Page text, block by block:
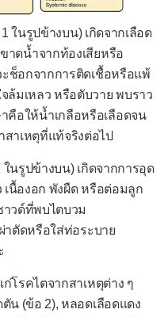
ในรูปข้างบน) เกิดจากเลือด
าดน้ำจากท้องเสียหรือ
ะช็อกจากการติดเชื้อหรือแพ้
ล้มเหลว หรือตับวาย พบราว
คือให้น้ำเกลือหรือเลือดจน
าเหตุที่แท้จริงต่อไป
นรูปข้างบน) เกิดจากการอุด
เนื้องอก พังผืด หรือต่อมลูก
วด์ที่พบไตบวม
าตัดหรือใส่ท่อระบาย
โรคไตจากสาเหตุต่าง ๆ
น (ข้อ 2), หลอดเลือดแดง